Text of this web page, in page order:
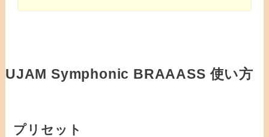
UJAM Symphonic BRAAASS 使い方
プリセット